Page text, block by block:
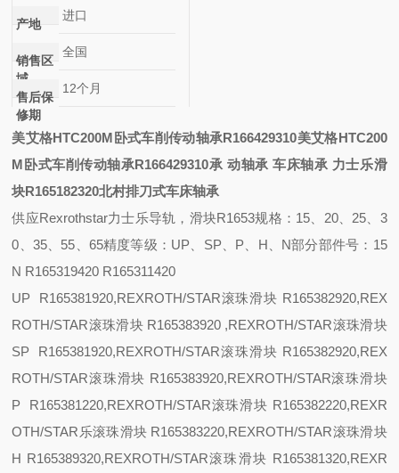
产地
进口
销售区
域
全国
售后保
修期
12个月
美艾格HTC200M卧式车削传动轴承R166429310美艾格HTC200
M卧式车削传动轴承R166429310承 动轴承 车床轴承 力士乐滑
块R165182320北村排刀式车床轴承
供应Rexrothstar力士乐导轨，滑块R1653规格： 15、20、25、3
0、35、55、65精度等级： UP、SP、P、H、N部分部件号： 15
N R165319420 R165311420
UP R165381920,REXROTH/STAR滚珠滑块 R165382920,REX
ROTH/STAR滚珠滑块 R165383920 ,REXROTH/STAR滚珠滑块
SP R165381920,REXROTH/STAR滚珠滑块 R165382920,REX
ROTH/STAR滚珠滑块 R165383920,REXROTH/STAR滚珠滑块
P R165381220,REXROTH/STAR滚珠滑块 R165382220,REXR
OTH/STAR乐滚珠滑块 R165383220,REXROTH/STAR滚珠滑块
H R165389320,REXROTH/STAR滚珠滑块 R165381320,REXR